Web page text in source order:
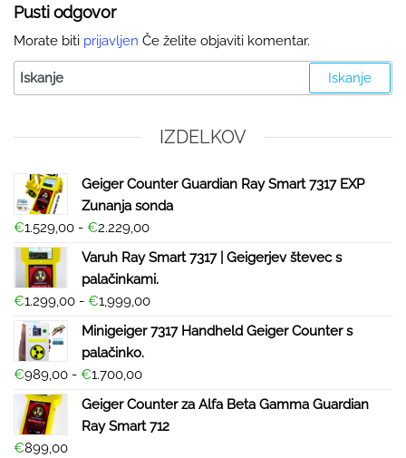
Pusti odgovor
Morate biti prijavljen Če želite objaviti komentar.
IZDELKOV
Geiger Counter Guardian Ray Smart 7317 EXP
Zunanja sonda
€1.529,00 - €2.229,00
Varuh Ray Smart 7317 | Geigerjev števec s
palačinkami.
€1.299,00 - €1,999,00
Minigeiger 7317 Handheld Geiger Counter s
palačinko.
€989,00 - €1.700,00
Geiger Counter za Alfa Beta Gamma Guardian
Ray Smart 712
€899,00